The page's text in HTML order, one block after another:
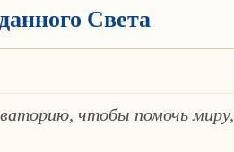
Света
чтобы помочь миру,